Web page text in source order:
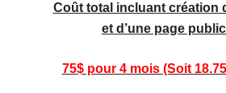
Coût total incluant création
et d’une page
75$ pour 4 mois (Soit